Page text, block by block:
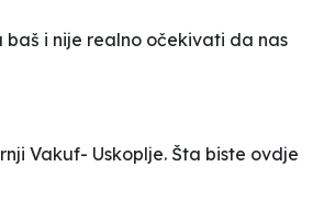
i nije realno očekivati da nas
Vakuf- Uskoplje. Šta biste ovdje